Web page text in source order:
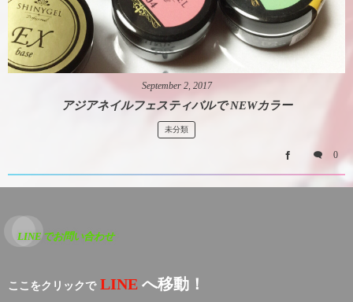
September 2, 2017
アジアネイルフェスティバルで NEWカラー
未分類
0
LINEでお問い合わせ
ここをクリックでLINE へ移動！